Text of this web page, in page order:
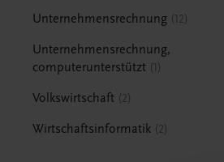
Unternehmensrechnung 12
Unternehmensrechnung,
computerunterstützt 1
Volkswirtschaft 2
Wirtschaftsinformatik 2